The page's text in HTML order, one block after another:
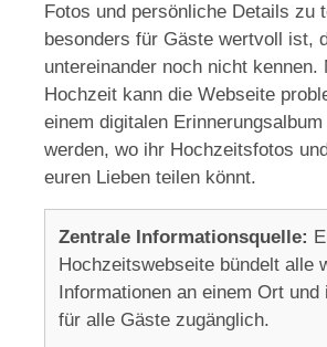
Fotos und persönliche Details zu
besonders für Gäste wertvoll ist,
untereinander noch nicht kennen.
Hochzeit kann die Webseite
einem digitalen
werden, wo ihr Hochzeitsfotos
euren Lieben teilen könnt.
Zentrale Informationsquelle:
Hochzeitswebseite bündelt alle
Informationen an einem Ort
für alle Gäste zugänglich.